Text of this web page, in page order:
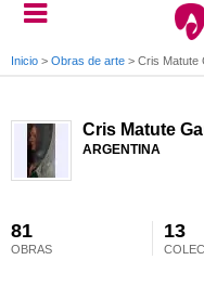
Inicio > Obras de arte > Cris Matute
Cris Matute
ARGENTINA
81
OBRAS
13